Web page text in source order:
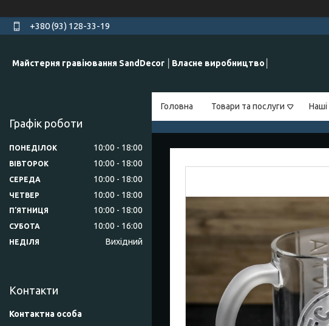
+380 (93) 128-33-19
Майстерня гравіювання SandDecor │Власне виробництво│
Головна Товари та послуги
Графік роботи
ПОНЕДІЛОК 10:00 18:00
ВІВТОРОК 10:00 18:00
СЕРЕДА 10:00 18:00
ЧЕТВЕР 10:00 18:00
ПʼЯТНИЦЯ 10:00 18:00
СУБОТА 10:00 16:00
НЕДІЛЯ Вихідний
Контакти